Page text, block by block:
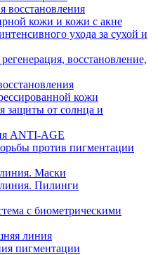
восстановления
кожи и кожи с акне
ухода за сухой и
восстановление,
кожи
защиты от солнца и
ANTI-AGE
против пигментации
Маски
Пилинги
с биометрическими
линия
пигментации